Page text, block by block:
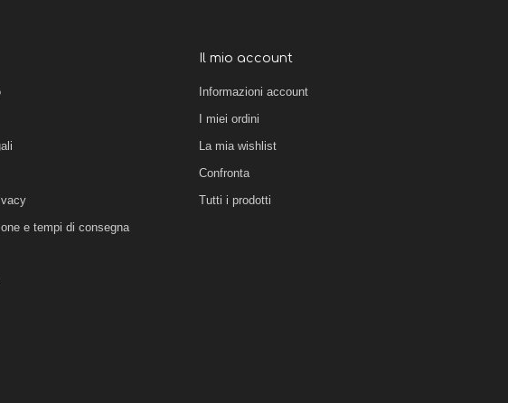
e tempi di consegna
Il mio account
Informazioni account
I miei ordini
La mia wishlist
Confronta
Tutti i prodotti